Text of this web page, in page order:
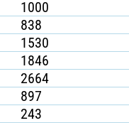
1000
838
1530
1846
2664
897
243